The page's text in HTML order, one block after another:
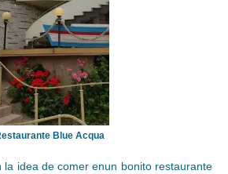
Blue Acqua
la idea de comer enun bonito restaurante